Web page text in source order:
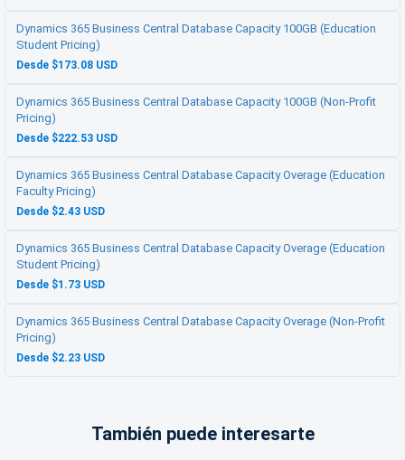
Dynamics 365 Business Central Database Capacity 100GB (Education
Student Pricing)
Desde $173.08 USD
Dynamics 365 Business Central Database Capacity 100GB (Non-Profit
Pricing)
Desde $222.53 USD
Dynamics 365 Business Central Database Capacity Overage (Education
Faculty Pricing)
Desde $2.43 USD
Dynamics 365 Business Central Database Capacity Overage (Education
Student Pricing)
Desde $1.73 USD
Dynamics 365 Business Central Database Capacity Overage (Non-Profit
Pricing)
Desde $2.23 USD
También puede interesarte